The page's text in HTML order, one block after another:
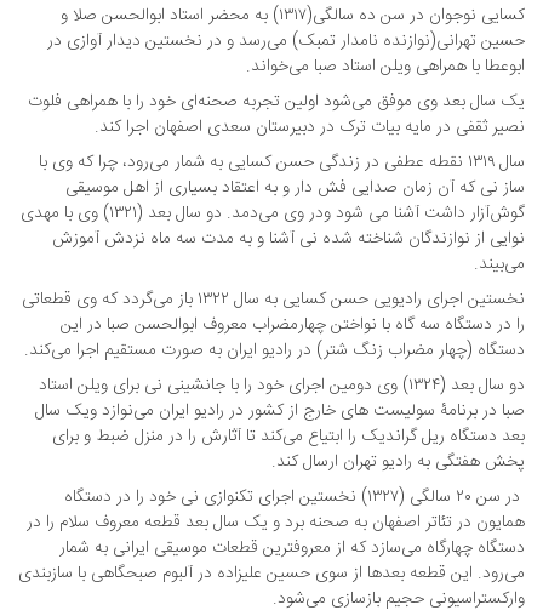
کسایی نوجوان در سن ده سالگی(۱۳۱۷) به محضر استاد ابوالحسن صلا و
حسین تهرانی(نوازنده نامدار تمبک) می‌رسد و در نخستین دیدار آوازی در
ابوعطا با همراهی ویلن استاد صبا‌ می‌خواند.
یک سال بعد وی موفق می‌شود اولین تجربه صحنه‌ای خود را با همراهی فلوت
نصیر ثقفی در مایه بیات ترک در دبیرستان سعدی اصفهان اجرا کند.
سال ۱۳۱۹ نقطه عطفی در زندگی حسن کسایی به شمار می‌رود، چرا که وی با
ساز نی که آن زمان صدایی فش دار و به اعتقاد بسیاری از اهل موسیقی
گوش‌آزار داشت آشنا می شود ودر وی می‌دمد. دو سال بعد (۱۳۲۱) وی با مهدی
نوایی از نوازندگان شناخته شده نی آشنا و به مدت سه ماه نزدش آموزش
می‌بیند.
نخستین اجرای رادیویی حسن کسایی به سال ۱۳۲۲ باز ‌می‌گردد که وی قطعاتی
را در دستگاه سه گاه با نواختن چهارمضراب معروف ابوالحسن صبا در این
دستگاه (چهار مضراب زنگ شتر) در رادیو ایران به صورت مستقیم اجرا می‌کند.
دو سال بعد (۱۳۲۴) وی دومین اجرای خود را با جانشینی نی برای ویلن استاد
صبا در برنامۀ سولیست های خارج از کشور در رادیو ایران می‌نوازد ویک سال
بعد دستگاه ریل گراندیک را ابتیاع می‌کند تا آثارش را در منزل ضبط و برای
پخش هفتگی به رادیو تهران ارسال کند.
در سن ۲۰ سالگی (۱۳۲۷) نخستین اجرای تکنوازی نی خود را در دستگاه
همایون در تئاتر اصفهان به صحنه برد و یک سال بعد قطعه معروف سلام را در
دستگاه چهارگاه می‌سازد که از معروفترین قطعات موسیقی ایرانی به شمار
می‌رود. این قطعه بعدها از سوی حسین علیزاده در آلبوم صبحگاهی با سازبندی
وارکستراسیونی حجیم بازسازی می‌شود.